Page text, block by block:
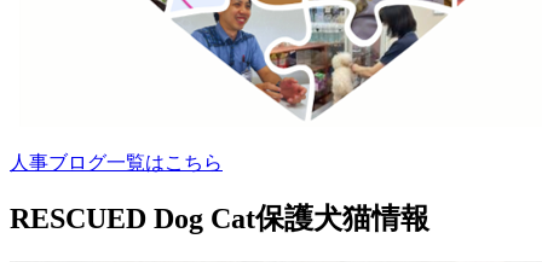
人事ブログ一覧はこちら
RESCUED Dog Cat保護犬猫情報